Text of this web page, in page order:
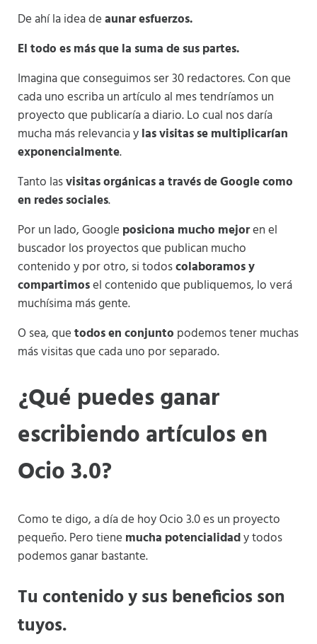
De ahí la idea deaunar esfuerzos.
El todo es más que la suma de sus partes.
Imagina que conseguimos ser 30 redactores. Con que
cada uno escriba un artículo al mes tendríamos un
proyecto que publicaría a diario. Lo cual nos daría
mucha más relevancia ylas visitas se multiplicarían
exponencialmente.
Tanto lasvisitas orgánicas a través de Google como
en redes sociales.
Por un lado, Google posiciona mucho mejoren el
buscador los proyectos que publican mucho
contenido y por otro, si todoscolaboramos y
compartimosel contenido que publiquemos, lo verá
muchísima más gente.
O sea, quetodos en conjunto podemos tener muchas
más visitas que cada uno por separado.
¿Qué puedes ganar
escribiendo artículos en
Ocio 3.0?
Como te digo, a día de hoy Ocio 3.0 es un proyecto
pequeño. Pero tiene mucha potencialidady todos
podemos ganar bastante.
Tu contenido y sus beneficios son
tuyos.